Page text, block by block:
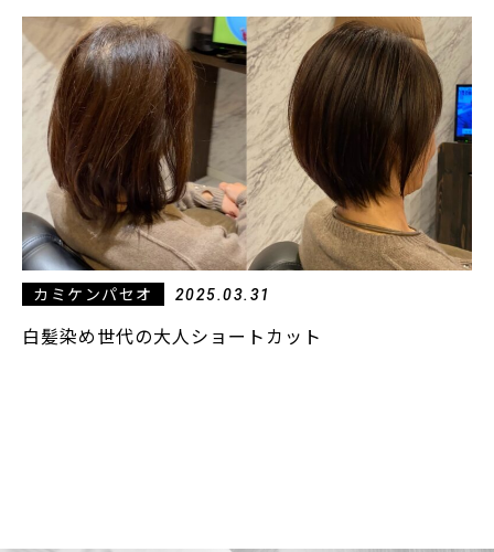
カミケンパセオ 2025.03.31
白髪染め世代の大人ショートカット